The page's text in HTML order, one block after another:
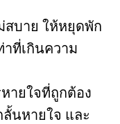
สบาย ให้หยุดพัก
ที่เกินความ
ายใจที่ถูกต้อง
นหายใจ และ